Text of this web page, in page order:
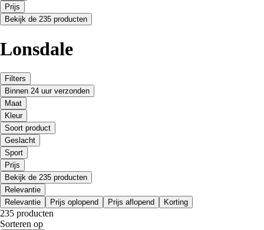
Prijs
Bekijk de 235 producten
Lonsdale
Filters
Binnen 24 uur verzonden
Maat
Kleur
Soort product
Geslacht
Sport
Prijs
Bekijk de 235 producten
Relevantie
Relevantie
Prijs oplopend Prijs aflopend Korting
235 producten
Sorteren op